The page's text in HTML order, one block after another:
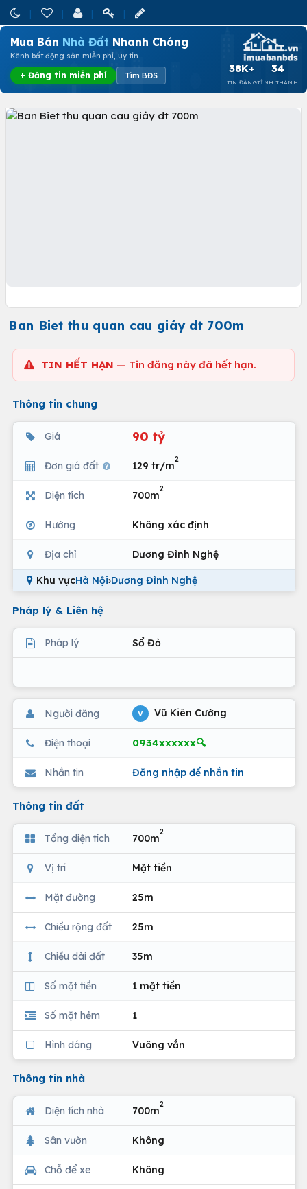
Mua Bán Nhà Đất Nhanh Chóng
Kênh bất động sản miễn phí, uy tín
+ Đăng tin miễn phí Tìm BĐS
38K+
TIN ĐĂNG
34
TỈNH THÀNH
Ban Biet thu quan cau giáy dt 700m
TIN HẾT HẠN — Tin đăng này đã hết hạn.
Thông tin chung
Giá 90 tỷ
Đơn giá đất 129 tr/m
2
Diện tích 700m
2
Hướng Không xác định
Địa chỉ Dương Đình Nghệ
Khu vựcHà Nội›Dương Đình Nghệ
Pháp lý & Liên hệ
Pháp lý Sổ Đỏ
Người đăng V Vũ Kiên Cường
Điện thoại 0934xxxxxx🔍
Nhắn tin Đăng nhập để nhắn tin
Thông tin đất
Tổng diện tích 700m
2
Vị trí Mặt tiền
Mặt đường 25m
Chiều rộng đất 25m
Chiều dài đất 35m
Số mặt tiền 1 mặt tiền
Số mặt hẻm 1
Hình dáng Vuông vắn
Thông tin nhà
Diện tích nhà 700m
2
Sân vườn Không
Chỗ để xe Không